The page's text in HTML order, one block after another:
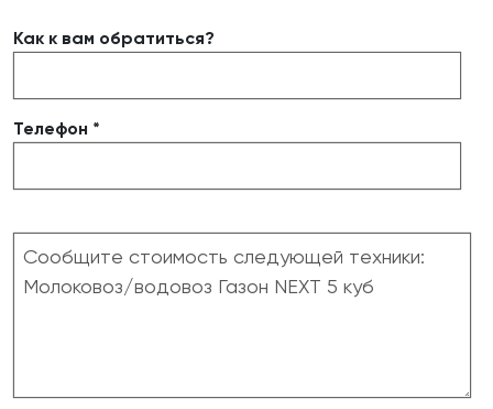
Как к вам обратиться?
Телефон *